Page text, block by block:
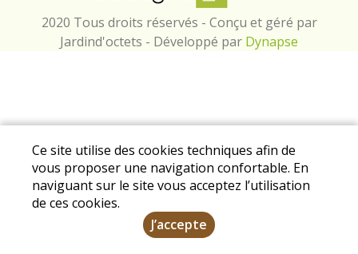
2020 Tous droits réservés - Conçu et géré par
Jardind'octets - Développé par Dynapse
Ce site utilise des cookies techniques afin de
vous proposer une navigation confortable. En
naviguant sur le site vous acceptez l’utilisation
de ces cookies.
J’accepte